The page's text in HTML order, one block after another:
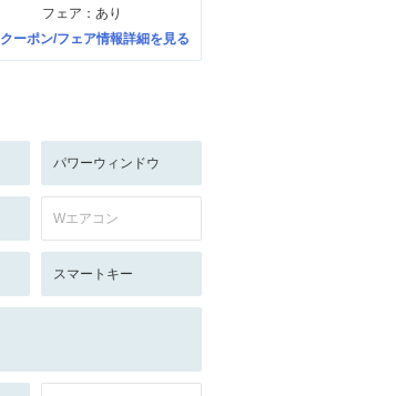
フェア：あり
クーポン/フェア情報詳細を見る
パワーウィンドウ
Wエアコン
スマートキー